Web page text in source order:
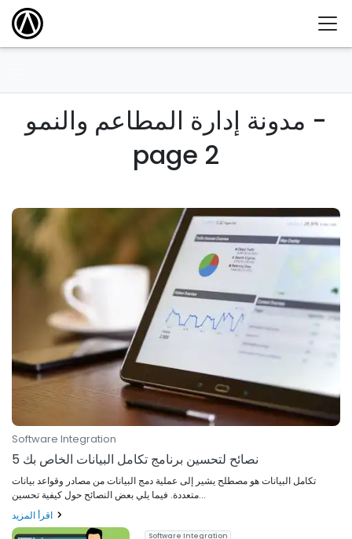
مدونة إدارة المطاعم والنمو -
page 2
Software Integration
5 نصائح لتحسين برنامج تكامل البيانات الخاص بك
تكامل البيانات هو مصطلح يشير إلى عملية دمج البيانات من مصادر وقواعد بيانات
متعددة. فيما يلي بعض النصائح حول كيفية تحسين...
Software Integration